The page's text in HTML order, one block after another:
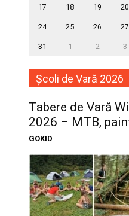
17 18 19 20
24 25 26 27
31 1 2 3
Școli de Vară 2026
Tabere de Vară
2026 – MTB,
GOKID